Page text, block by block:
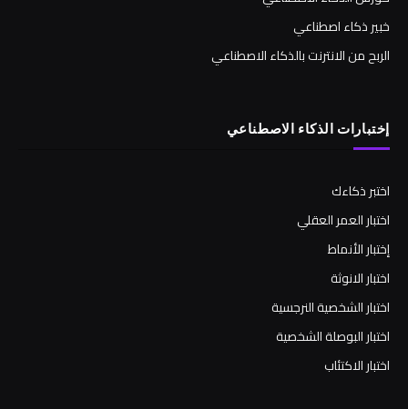
خبير ذكاء اصطناعي
الربح من الانترنت بالذكاء الاصطناعي
إختبارات الذكاء الاصطناعي
اختبر ذكاءك
اختبار العمر العقلي
إختبار الأنماط
اختبار الانوثة
اختبار الشخصية النرجسية
اختبار البوصلة الشخصية
اختبار الاكتئاب